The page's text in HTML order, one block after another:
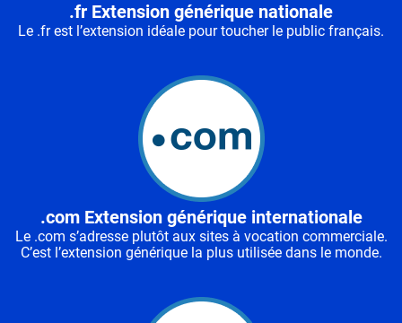
.fr Extension générique nationale
Le .fr est l’extension idéale pour toucher le public français.
.com Extension générique internationale
Le .com s’adresse plutôt aux sites à vocation commerciale.
C’est l’extension générique la plus utilisée dans le monde.